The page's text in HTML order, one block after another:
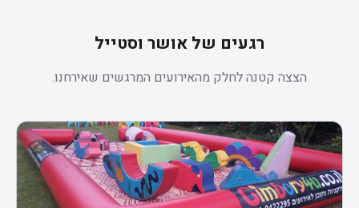
רגעים של אושר וסטייל
הצצה קטנה לחלק מהאירועים המרגשים שאירחנו.